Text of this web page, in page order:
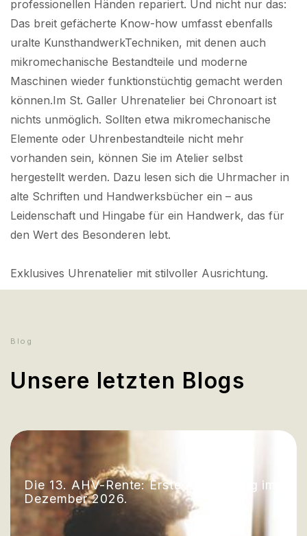
professionellen Händen repariert. Und nicht nur das:
Das breit gefächerte Know-how umfasst ebenfalls
uralte KunsthandwerkTechniken, mit denen auch
mikromechanische Bestandteile und moderne
Maschinen wieder funktionstüchtig gemacht werden
können.Im St. Galler Uhrenatelier bei Chronoart ist
nichts unmöglich. Sollten etwa mikromechanische
Elemente oder Uhrenbestandteile nicht mehr
vorhanden sein, können Sie im Atelier selbst
hergestellt werden. Dazu lesen sich die Uhrmacher in
alte Schriften und Handwerksbücher ein – aus
Leidenschaft und Hingabe für ein Handwerk, das für
den Wert des Besonderen lebt.
Exklusives Uhrenatelier mit stilvoller Ausrichtung.
Blog
Unsere letzten Blogs
Die 13. AHV-Rente: Erste Auszahlung im
Dezember 2026.